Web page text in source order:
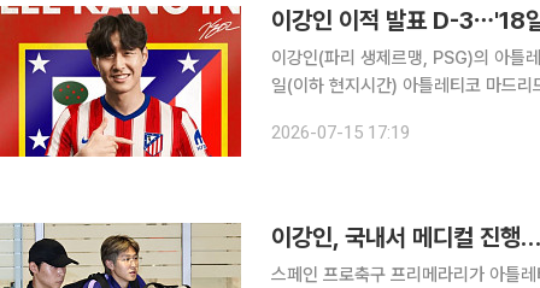
이강인 이적 발표 D-3⋯'18
이강인(파리 생제르맹, PSG)의 아틀
일(이하 현지시간) 아틀레티코 마드
구단이 이번 주 안에 영입을 공식 발
2026-07-15 17:19
이강인, 국내서 메디컬 진행
스페인 프로축구 프리메라리가 아틀